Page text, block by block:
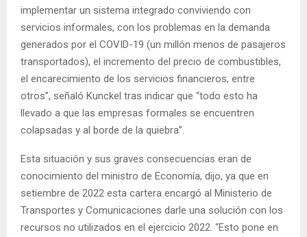
implementar un sistema integrado conviviendo con
servicios informales, con los problemas en la demanda
generados por el COVID-19 (un millón menos de pasajeros
transportados), el incremento del precio de combustibles,
el encarecimiento de los servicios financieros, entre
otros”, señaló Kunckel tras indicar que “todo esto ha
llevado a que las empresas formales se encuentren
colapsadas y al borde de la quiebra”.
Esta situación y sus graves consecuencias eran de
conocimiento del ministro de Economía, dijo, ya que en
setiembre de 2022 esta cartera encargó al Ministerio de
Transportes y Comunicaciones darle una solución con los
recursos no utilizados en el ejercicio 2022. “Esto pone en